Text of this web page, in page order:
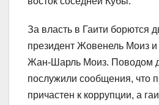
За власть в Гаити борются
президент Жовенель Моиз
Жан-Шарль Моиз. Поводом
послужили сообщения, что
причастен к коррупции, а